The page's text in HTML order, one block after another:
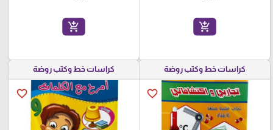
add_shopping_cart
add_shopping_cart
كراسات خط وكتب روضة
favorite_border
كراسات خط وكتب روضة
favorite_border